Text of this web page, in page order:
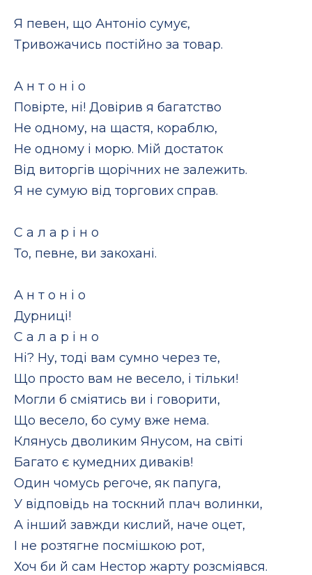
Я певен, що Антоніо сумує,
Тривожачись постійно за товар.
А н т о н і о
Повірте, ні! Довірив я багатство
Не одному, на щастя, кораблю,
Не одному і морю. Мій достаток
Від виторгів щорічних не залежить.
Я не сумую від торгових справ.
С а л а р і н о
То, певне, ви закохані.
А н т о н і о
Дурниці!
С а л а р і н о
Ні? Ну, тоді вам сумно через те,
Що просто вам не весело, і тільки!
Могли б сміятись ви і говорити,
Що весело, бо суму вже нема.
Клянусь дволиким Янусом, на світі
Багато є кумедних диваків!
Один чомусь регоче, як папуга,
У відповідь на тоскний плач волинки,
А інший завжди кислий, наче оцет,
І не розтягне посмішкою рот,
Хоч би й сам Нестор жарту розсміявся.